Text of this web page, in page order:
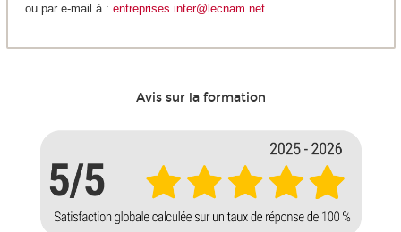
ou par e-mail à : entreprises.inter@lecnam.net
Avis sur la formation